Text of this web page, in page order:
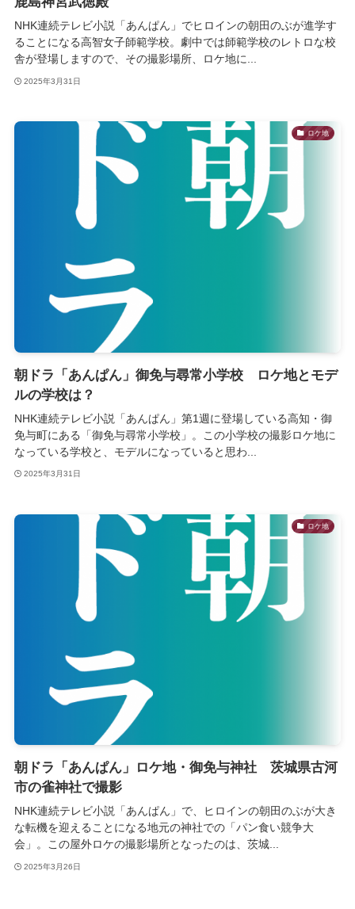
NHK連続テレビ小説「あんぱん」でヒロインの朝田のぶが進学す
ることになる高智女子師範学校。劇中では師範学校のレトロな校
舎が登場しますので、その撮影場所、ロケ地に...
2025年3月31日
ロケ地
朝ドラ「あんぱん」御免与尋常小学校 ロケ地とモデ
ルの学校は？
NHK連続テレビ小説「あんぱん」第1週に登場している高知・御
免与町にある「御免与尋常小学校」。この小学校の撮影ロケ地に
なっている学校と、モデルになっていると思わ...
2025年3月31日
ロケ地
朝ドラ「あんぱん」ロケ地・御免与神社 茨城県古河
市の雀神社で撮影
NHK連続テレビ小説「あんぱん」で、ヒロインの朝田のぶが大き
な転機を迎えることになる地元の神社での「パン食い競争大
会」。この屋外ロケの撮影場所となったのは、茨城...
2025年3月26日